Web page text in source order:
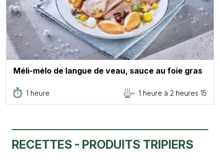
Méli-mélo de langue de veau, sauce au foie gras
1 heure 1 heure à 2 heures 15
RECETTES - PRODUITS TRIPIERS